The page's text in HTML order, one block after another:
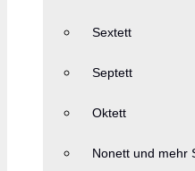
Sextett
Septett
Oktett
Nonett und mehr